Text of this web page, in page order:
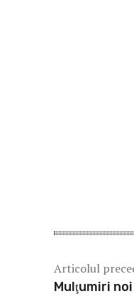
Articolul
Mulţumiri